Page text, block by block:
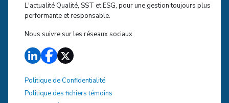
L'actualité Qualité, SST et ESG, pour une gestion toujours plus
performante et responsable.
Nous suivre sur les réseaux sociaux
Politique de Confidentialité
Politique des fichiers témoins